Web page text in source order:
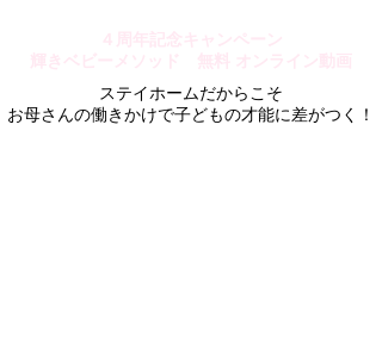
ステイホームだからこそ
お母さんの働きかけで子どもの才能に差がつく！